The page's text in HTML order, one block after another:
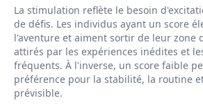
La stimulation reflète le besoin
de défis. Les individus ayant un score
l'aventure et aiment sortir de leur zone
attirés par les expériences inédites et
fréquents. À l'inverse, un score faible
préférence pour la stabilité, la routine
prévisible.